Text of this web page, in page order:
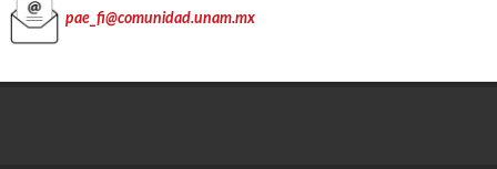
pae_fi@comunidad.unam.mx